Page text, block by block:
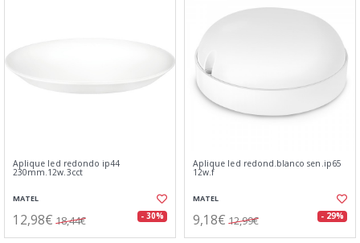
Aplique led redondo ip44
230mm.12w.3cct
MATEL
12,98€ 18,44€ - 30%
Aplique led redond.blanco sen.ip65
12w.f
MATEL
9,18€ 12,99€ - 29%